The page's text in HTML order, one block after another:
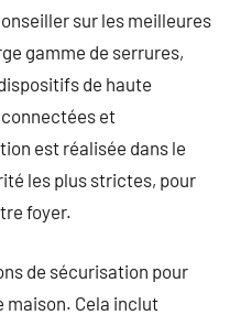
sur les meilleures
gamme de serrures,
de haute
connectées et
est réalisée dans le
les plus strictes, pour
foyer.
de sécurisation pour
maison. Cela inclut